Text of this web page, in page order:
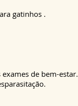
gatinhos .
exames de bem-estar.